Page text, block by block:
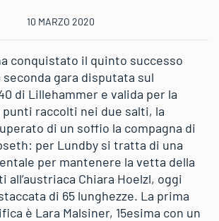
10 MARZO 2020
conquistato il quinto successo
gara disputata sul
di Lillehammer e valida per la
punti raccolti nei due salti, la
di un soffio la compagna di
per Lundby si tratta di una
per mantenere la vetta della
all’austriaca Chiara Hoelzl, oggi
di 65 lunghezze. La prima
è Lara Malsiner, 15esima con un